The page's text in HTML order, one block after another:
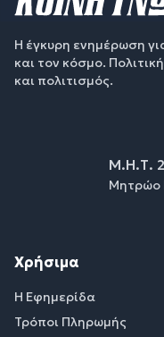
Η έγκυρη ενημέρωση
και τον κόσμο.
και πολιτισμός.
Μ.Η.Τ.
Μητρώο
Χρήσιμα
Η Εφημερίδα
Τρόποι Πληρωμής